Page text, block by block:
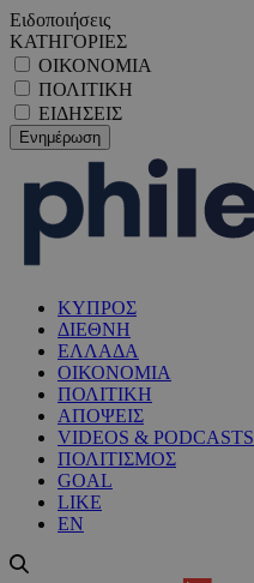
Ειδοποιήσεις
ΚΑΤΗΓΟΡΙΕΣ
ΟΙΚΟΝΟΜΙΑ
ΠΟΛΙΤΙΚΗ
ΕΙΔΗΣΕΙΣ
ΚΥΠΡΟΣ
ΔΙΕΘΝΗ
ΕΛΛΑΔΑ
ΟΙΚΟΝΟΜΙΑ
ΠΟΛΙΤΙΚΗ
ΑΠΟΨΕΙΣ
VIDEOS & PODCASTS
ΠΟΛΙΤΙΣΜΟΣ
GOAL
LIKE
EN